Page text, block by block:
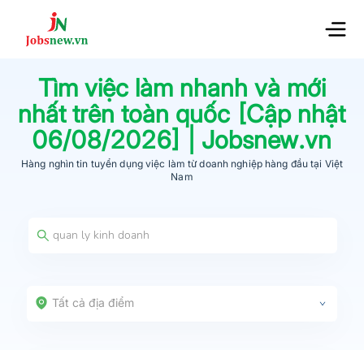
Tìm việc làm nhanh và mới
nhất trên toàn quốc [Cập nhật
06/08/2026] | Jobsnew.vn
Hàng nghìn tin tuyển dụng việc làm từdoanh nghiệp hàng đầu tại Việt
Nam
Tất cả địa điểm